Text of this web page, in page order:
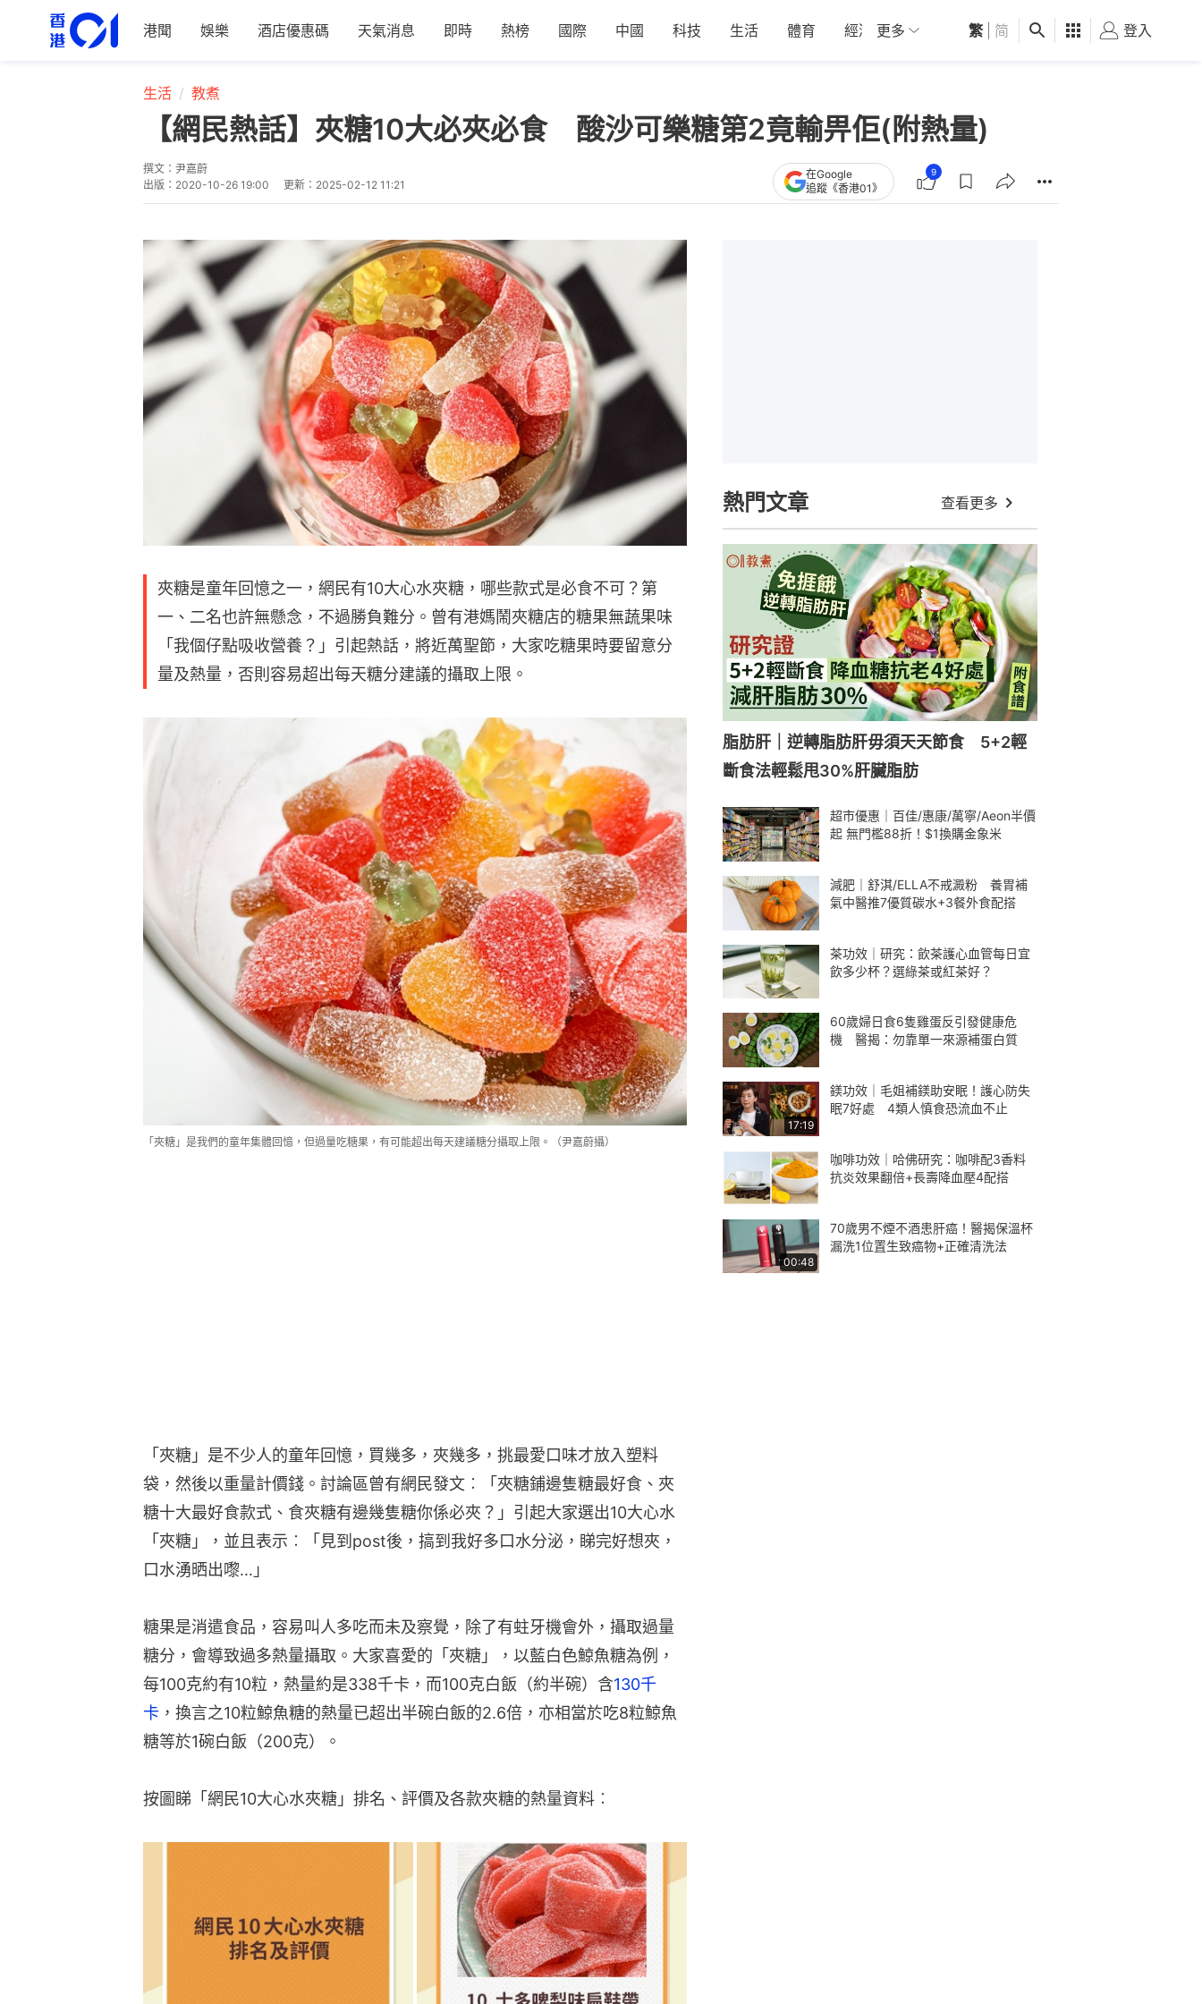
港聞 娛樂 酒店優惠碼 天氣消息 即時 熱榜 國際 中國 科技 生活 體育 經濟 01深圳 觀點 健康 好食玩飛
更多 繁 简 登入
生活 教煮
【網民熱話】夾糖10大必夾必食 酸沙可樂糖第2竟輸畀佢(附熱量)
撰文： 尹嘉蔚
出版： 2020-10-26 19:00 更新： 2025-02-12 11:21
在Google
追蹤《香港01》
9
夾糖是童年回憶之一，網民有10大心水夾糖，哪些款式是必食不可？第
一、二名也許無懸念，不過勝負難分。曾有港媽鬧夾糖店的糖果無蔬果味
「我個仔點吸收營養？」引起熱話，將近萬聖節，大家吃糖果時要留意分
量及熱量，否則容易超出每天糖分建議的攝取上限。
「夾糖」是我們的童年集體回憶，但過量吃糖果，有可能超出每天建議糖分攝取上限。（尹嘉蔚攝）
「夾糖」是不少人的童年回憶，買幾多，夾幾多，挑最愛口味才放入塑料
袋，然後以重量計價錢。討論區曾有網民發文︰「夾糖鋪邊隻糖最好食、夾
糖十大最好食款式、食夾糖有邊幾隻糖你係必夾？」引起大家選出10大心水
「夾糖」，並且表示︰「見到post後，搞到我好多口水分泌，睇完好想夾，
口水湧晒出嚟…」
糖果是消遣食品，容易叫人多吃而未及察覺，除了有蛀牙機會外，攝取過量
糖分，會導致過多熱量攝取。大家喜愛的「夾糖」，以藍白色鯨魚糖為例，
每100克約有10粒，熱量約是338千卡，而100克白飯（約半碗）含130千
卡 ，換言之10粒鯨魚糖的熱量已超出半碗白飯的2.6倍，亦相當於吃8粒鯨魚
糖等於1碗白飯（200克）。
按圖睇「網民10大心水夾糖」排名、評價及各款夾糖的熱量資料︰
熱門文章 查看更多
脂肪肝｜逆轉脂肪肝毋須天天節食 5+2輕
斷食法輕鬆甩30%肝臟脂肪
超市優惠｜百佳/惠康/萬寧/Aeon半價
起 無門檻88折！$1換購金象米
減肥｜舒淇/ELLA不戒澱粉 養胃補
氣中醫推7優質碳水+3餐外食配搭
茶功效｜研究：飲茶護心血管每日宜
飲多少杯？選綠茶或紅茶好？
60歲婦日食6隻雞蛋反引發健康危
機 醫揭：勿靠單一來源補蛋白質
17:19
鎂功效｜毛姐補鎂助安眠！護心防失
眠7好處 4類人慎食恐流血不止
咖啡功效｜哈佛研究：咖啡配3香料
抗炎效果翻倍+長壽降血壓4配搭
00:48
70歲男不煙不酒患肝癌！醫揭保溫杯
漏洗1位置生致癌物+正確清洗法